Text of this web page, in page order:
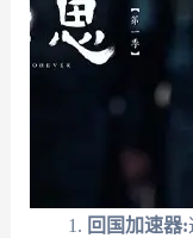
回国加速器: